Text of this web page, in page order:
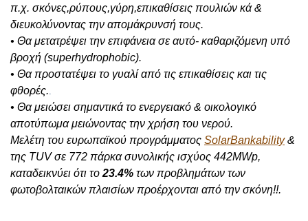
π.χ. σκόνες,ρύπους,γύρη,επικαθίσεις πουλιών κά &
διευκολύνοντας την απομάκρυνσή τους.
• Θα μετατρέψει την επιφάνεια σε αυτό- καθαριζόμενη υπό
βροχή (superhydrophobic).
• Θαπροστατέψει το γυαλί από τις επικαθίσεις και τις
φθορές..
• Θα μειώσει σημαντικά το ενεργειακό & οικολογικό
αποτύπωμα μειώνοντας την χρήση του νερού.
Μελέτη του ευρωπαϊκού προγράμματος SolarBankability &
της TUV σε 772 πάρκα συνολικής ισχύος 442ΜWp,
καταδεικνύει ότι το 23.4% των προβλημάτων των
φωτοβολταικών πλαισίων προέρχονται από την σκόνη!!.